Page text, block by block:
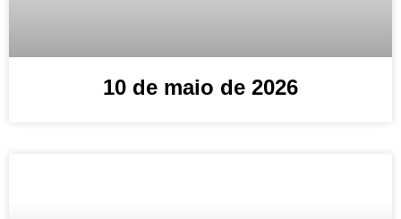
10 de maio de 2026